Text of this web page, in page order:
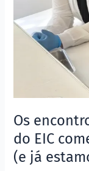
Os
do EIC
(e já
EIC
começaram
de
(e
já
estamos